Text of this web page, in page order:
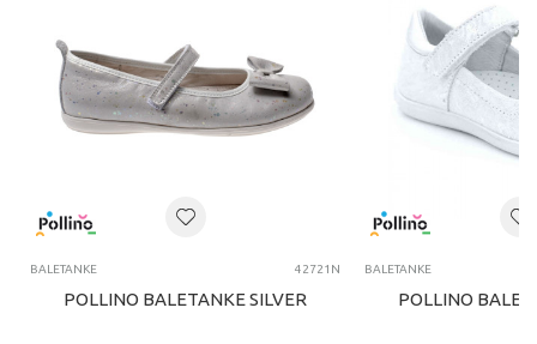
BALETANKE 42721N
POLLINO BALETANKE SILVER
BALETANKE
POLLINO